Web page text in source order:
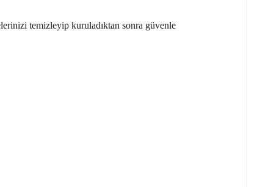
temizleyip kuruladıktan sonra güvenle